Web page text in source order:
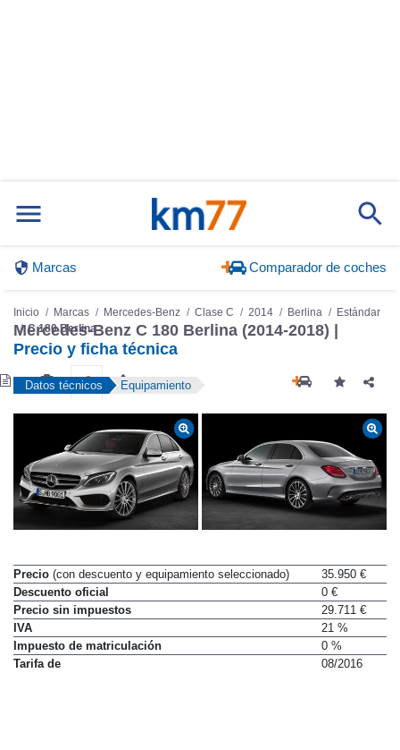
Marcas Comparador de coches
Inicio Marcas Mercedes-Benz Clase C 2014 Berlina
Estándar
C 180 Berlina
Mercedes-Benz C 180 Berlina (2014-2018) |
Precio y ficha técnica
Datos técnicos Equipamiento
Precio (con descuento y equipamiento seleccionado)
35.950 €
Descuento oficial
0 €
Precio sin impuestos
29.711 €
IVA
21 %
Impuesto de matriculación
0 %
Tarifa de
08/2016